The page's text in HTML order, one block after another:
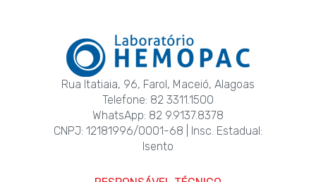
Rua Itatiaia, 96, Farol, Maceió, Alagoas
Telefone: 82 3311.1500
WhatsApp: 82 9.9137.8378
CNPJ: 12181996/0001-68 | Insc. Estadual:
Isento